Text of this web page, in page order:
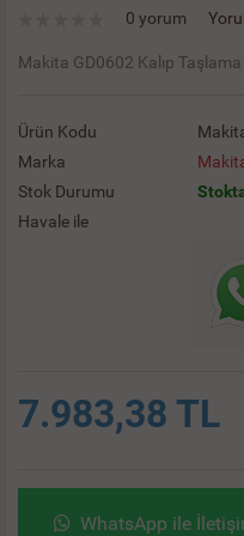
0 yorum
Makita GD0602 Kalıp
Ürün Kodu
Marka
Stok Durumu
Havale ile
7.983,38 TL
WhatsApp ile